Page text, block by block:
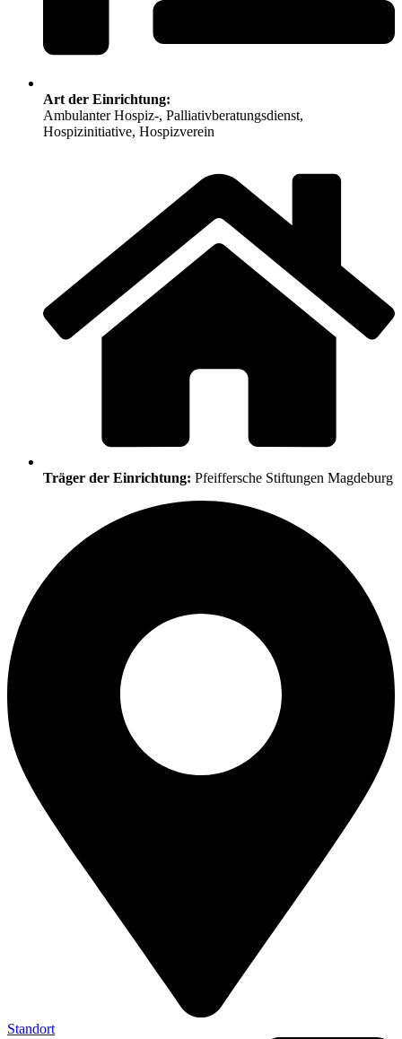
Art der Einrichtung:
Ambulanter Hospiz-, Palliativberatungsdienst,
Hospizinitiative, Hospizverein
Träger der Einrichtung: Pfeiffersche Stiftungen Magdeburg
Standort